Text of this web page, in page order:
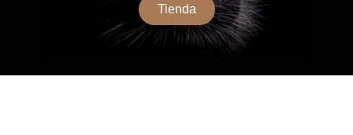
Tienda